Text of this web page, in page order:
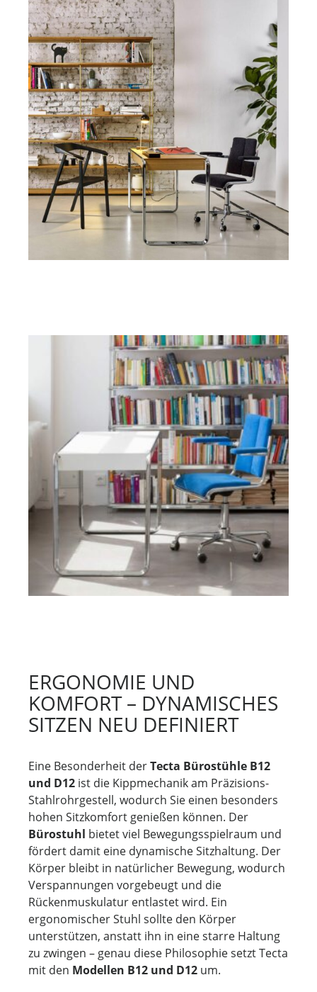
ERGONOMIE UND
KOMFORT – DYNAMISCHES
SITZEN NEU DEFINIERT
Eine Besonderheit derTecta Bürostühle B12
und D12 ist die Kippmechanik am Präzisions-
Stahlrohrgestell, wodurch Sie einen besonders
hohen Sitzkomfort genießen können. Der
Bürostuhl bietet viel Bewegungsspielraum und
fördert damit eine dynamische Sitzhaltung. Der
Körper bleibt in natürlicher Bewegung, wodurch
Verspannungen vorgebeugt und die
Rückenmuskulatur entlastet wird. Ein
ergonomischer Stuhl sollte den Körper
unterstützen, anstatt ihn in eine starre Haltung
zu zwingen – genau diese Philosophie setzt Tecta
mit den Modellen B12 und D12 um.